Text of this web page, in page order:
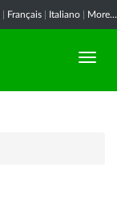
Français Italiano More...